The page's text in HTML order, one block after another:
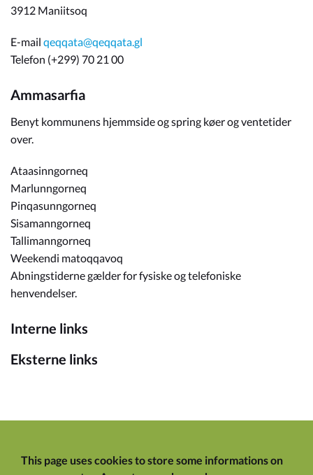
3912 Maniitsoq
E-mail qeqqata@qeqqata.gl
Telefon (+299) 70 21 00
Ammasarfia
Benyt kommunens hjemmside og spring køer og ventetider
over.
Ataasinngorneq
Marlunngorneq
Pinqasunngorneq
Sisamanngorneq
Tallimanngorneq
Weekendi matoqqavoq
Abningstiderne gælder for fysiske og telefoniske
henvendelser.
Interne links
Eksterne links
This page uses cookies to store some informations on